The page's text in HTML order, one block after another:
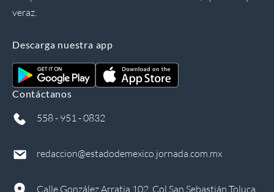
veraz.
Descarga nuestra app
Contáctanos
558 - 951 - 0832
redaccion@estadodemexico.jornada.com.mx
Calle González Arratia 102, Col San Sebastián Toluca,